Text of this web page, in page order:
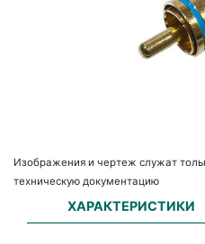
Изображения и чертеж служат
техническую документацию
ХАРАКТЕРИСТИКИ